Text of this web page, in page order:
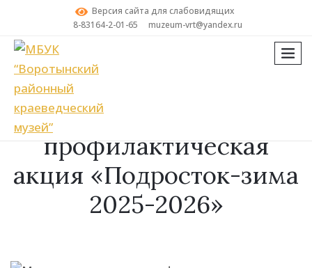
Версия сайта для слабовидящих
8-83164-2-01-65
muzeum-vrt@yandex.ru
Поиск
Межведомственная
профилактическая
акция «Подросток-зима
2025-2026»